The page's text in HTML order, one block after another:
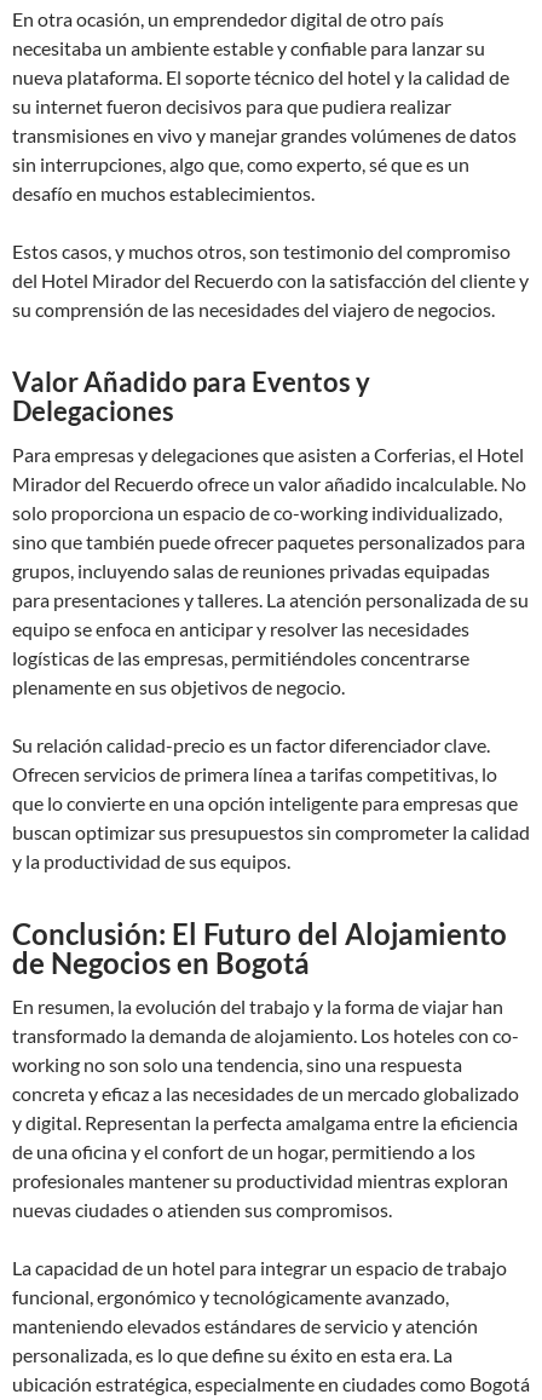
En otra ocasión, un emprendedor digital de otro país
necesitaba un ambiente estable y confiable para lanzar su
nueva plataforma. El soporte técnico del hotel y la calidad de
su internet fueron decisivos para que pudiera realizar
transmisiones en vivo y manejar grandes volúmenes de datos
sin interrupciones, algo que, como experto, sé que es un
desafío en muchos establecimientos.
Estos casos, y muchos otros, son testimonio del compromiso
del Hotel Mirador del Recuerdo con la satisfacción del cliente y
su comprensión de las necesidades del viajero de negocios.
Valor Añadido para Eventos y
Delegaciones
Para empresas y delegaciones que asisten a Corferias, el Hotel
Mirador del Recuerdo ofrece un valor añadido incalculable. No
solo proporciona un espacio de co-working individualizado,
sino que también puede ofrecer paquetes personalizados para
grupos, incluyendo salas de reuniones privadas equipadas
para presentaciones y talleres. La atención personalizada de su
equipo se enfoca en anticipar y resolver las necesidades
logísticas de las empresas, permitiéndoles concentrarse
plenamente en sus objetivos de negocio.
Su relación calidad-precio es un factor diferenciador clave.
Ofrecen servicios de primera línea a tarifas competitivas, lo
que lo convierte en una opción inteligente para empresas que
buscan optimizar sus presupuestos sin comprometer la calidad
y la productividad de sus equipos.
Conclusión: El Futuro del Alojamiento
de Negocios en Bogotá
En resumen, la evolución del trabajo y la forma de viajar han
transformado la demanda de alojamiento. Los hoteles con co-
working no son solo una tendencia, sino una respuesta
concreta y eficaz a las necesidades de un mercado globalizado
y digital. Representan la perfecta amalgama entre la eficiencia
de una oficina y el confort de un hogar, permitiendo a los
profesionales mantener su productividad mientras exploran
nuevas ciudades o atienden sus compromisos.
La capacidad de un hotel para integrar un espacio de trabajo
funcional, ergonómico y tecnológicamente avanzado,
manteniendo elevados estándares de servicio y atención
personalizada, es lo que define su éxito en esta era. La
ubicación estratégica, especialmente en ciudades como Bogotá